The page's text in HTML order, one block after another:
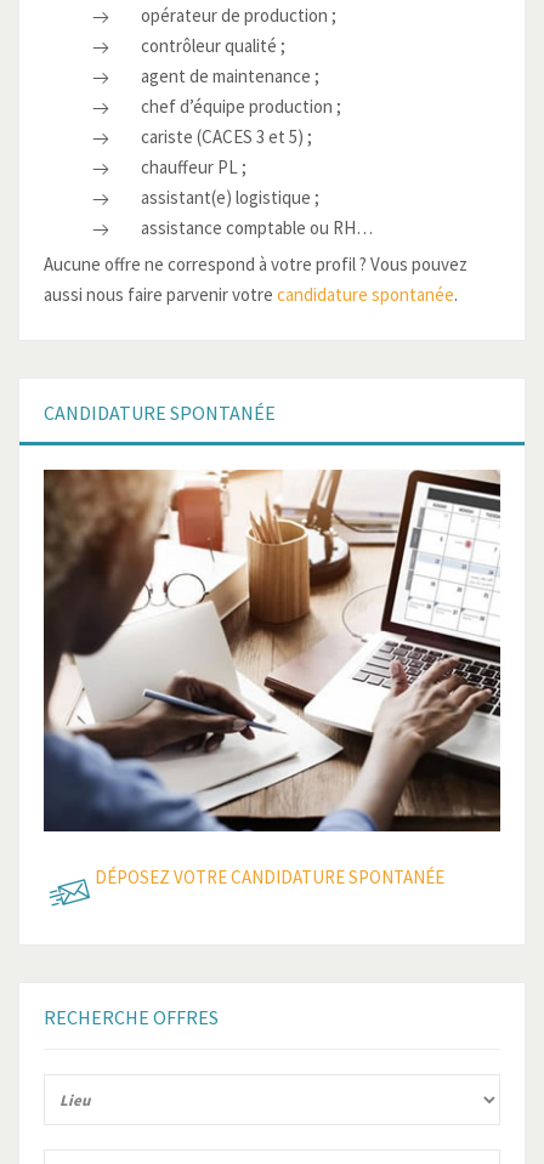
opérateur de production ;
contrôleur qualité ;
agent de maintenance ;
chef d’équipe production ;
cariste (CACES 3 et 5) ;
chauffeur PL ;
assistant(e) logistique ;
assistance comptable ou RH…
Aucune offre ne correspond à votre profil ? Vous pouvez
aussi nous faire parvenir votre candidature spontanée.
CANDIDATURE SPONTANÉE
DÉPOSEZ VOTRE CANDIDATURE SPONTANÉE
RECHERCHE OFFRES